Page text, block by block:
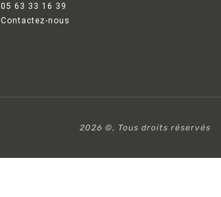
05 63 33 16 39
Contactez-nous
2026 ©, Tous droits réservés